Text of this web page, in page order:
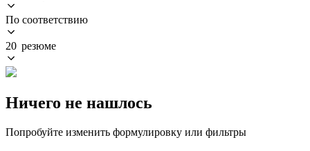
По соответствию
20 резюме
Ничего не нашлось
Попробуйте изменить формулировку или фильтры